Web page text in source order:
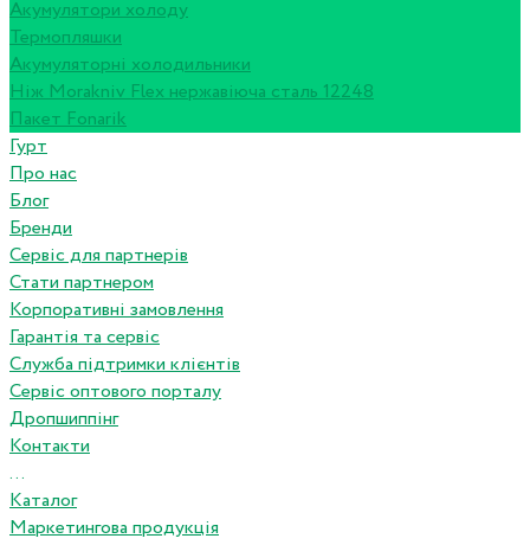
Акумулятори холоду
Термопляшки
Акумуляторні холодильники
Ніж Morakniv Flex нержавіюча сталь 12248
Пакет Fonarik
Гурт
Про нас
Блог
Бренди
Сервіс для партнерів
Стати партнером
Корпоративні замовлення
Гарантія та сервіс
Служба підтримки клієнтів
Сервіс оптового порталу
Дропшиппінг
Контакти
...
Каталог
Маркетингова продукція